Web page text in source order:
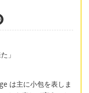
」
は主に小包を表しま